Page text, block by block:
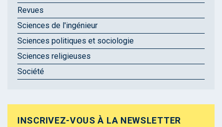
Revues
Sciences de l'ingénieur
Sciences politiques et sociologie
Sciences religieuses
Société
INSCRIVEZ-VOUS À LA NEWSLETTER